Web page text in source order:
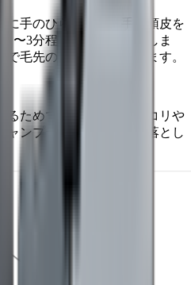
に手のひらを当て、手で頭皮を
〜3分程度マッサージをしま
毛先のもつれをほぐします。
るためです、これは、ホコリや
ャンプーのときに汚れを落とし